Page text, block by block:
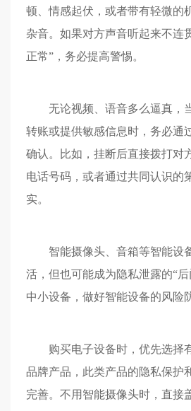
顿、情感起伏，或者带有轻微的
杂音。如果对方声音听起来不连
正常”，务必提高警惕。
无论视频、语音多么逼真，
转账或提供敏感信息时，务必通
确认。比如，挂断后直接拨打对
电话号码，或者通过共同认识的
实。
智能摄像头、音箱等智能设
活，但也可能成为隐私泄露的“
中小设备，做好智能设备的风险
购买电子设备时，优先选择
品牌产品，此类产品的隐私保护
完善。不用智能摄像头时，直接